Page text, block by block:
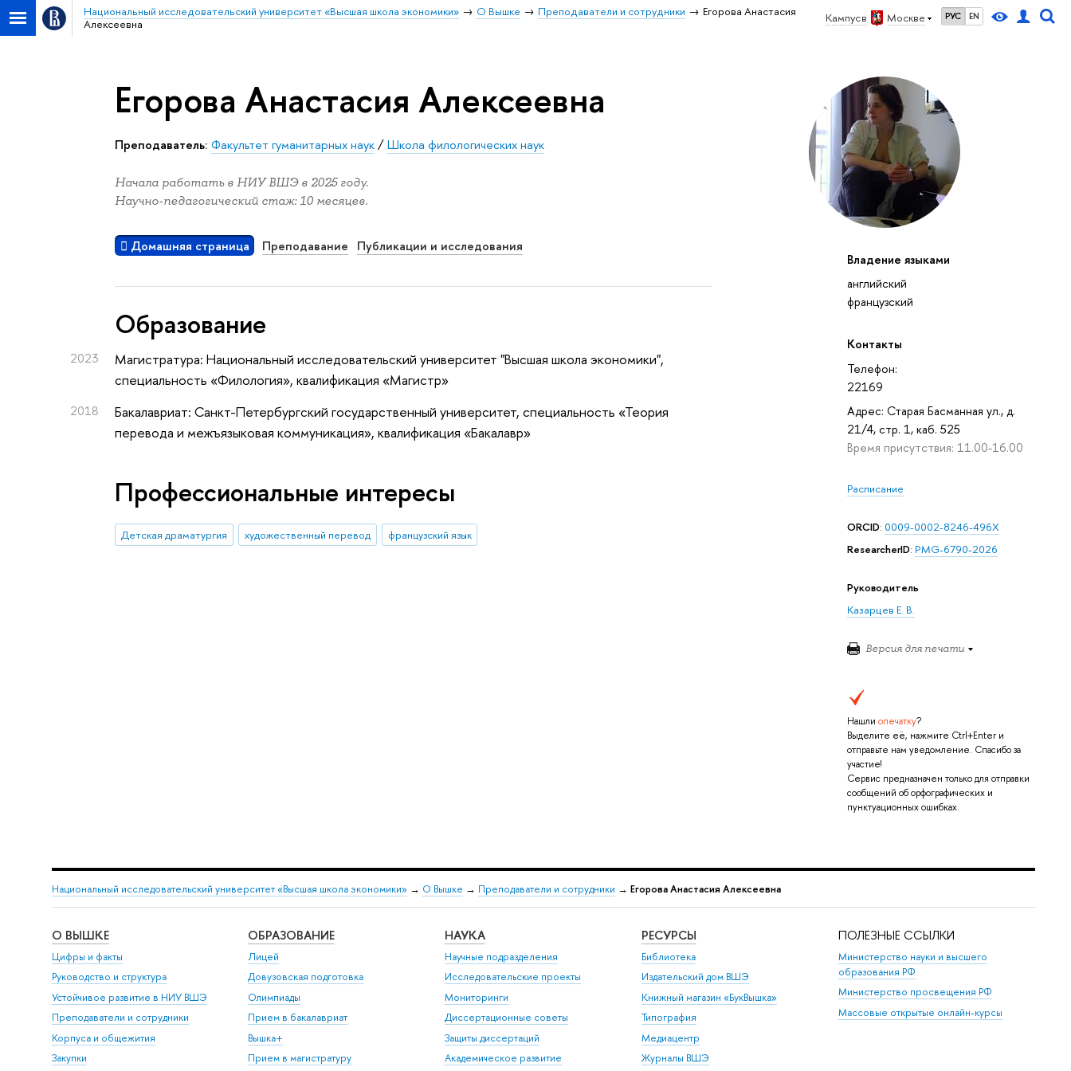
Кампус в Москве РУС EN
Национальный исследовательский университет «Высшая школа экономики» О Вышке Преподаватели и сотрудники
Егорова Анастасия
Алексеевна
Владение языками
английский
французский
Контакты
Телефон:
22169
Адрес: Старая Басманная ул., д.
21/4, стр. 1, каб. 525
Время присутствия: 11.00-16.00
Расписание
ORCID: 0009-0002-8246-496X
ResearcherID: PMG-6790-2026
Руководитель
Казарцев Е. В.
Версия для печати
Нашли опечатку?
Выделите её, нажмите Ctrl+Enter и
отправьте нам уведомление. Спасибо за
участие!
Сервис предназначен только для отправки
сообщений об орфографических и
пунктуационных ошибках.
Егорова Анастасия Алексеевна
Преподаватель: Факультет гуманитарных наук/Школа филологических наук
Начала работать в НИУ ВШЭ в 2025 году.
Научно-педагогический стаж: 10 месяцев.
Домашняя страница Преподавание Публикации и исследования
Oбразование
2023
Магистратура: Национальный исследовательский университет "Высшая школа экономики",
специальность «Филология», квалификация «Магистр»
2018
Бакалавриат: Санкт-Петербургский государственный университет, специальность «Теория
перевода и межъязыковая коммуникация», квалификация «Бакалавр»
Профессиональные интересы
Детская драматургия художественный перевод французский язык
Национальный исследовательский университет «Высшая школа экономики» → О Вышке → Преподаватели и сотрудники → Егорова Анастасия Алексеевна
О ВЫШКЕ
Цифры и факты
Руководство и структура
Устойчивое развитие в НИУ ВШЭ
Преподаватели и сотрудники
Корпуса и общежития
Закупки
ОБРАЗОВАНИЕ
Лицей
Довузовская подготовка
Олимпиады
Прием в бакалавриат
Вышка+
Прием в магистратуру
НАУКА
Научные подразделения
Исследовательские проекты
Мониторинги
Диссертационные советы
Защиты диссертаций
Академическое развитие
РЕСУРСЫ
Библиотека
Издательский дом ВШЭ
Книжный магазин «БукВышка»
Типография
Медиацентр
Журналы ВШЭ
ПОЛЕЗНЫЕ ССЫЛКИ
Министерство науки и высшего
образования РФ
Министерство просвещения РФ
Массовые открытые онлайн-курсы